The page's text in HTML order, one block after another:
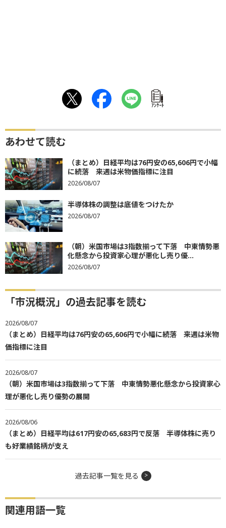
ｱﾝｹｰﾄ
あわせて読む
（まとめ）日経平均は76円安の65,606円で小幅
に続落 来週は米物価指標に注目
2026/08/07
半導体株の調整は底値をつけたか
2026/08/07
（朝）米国市場は3指数揃って下落 中東情勢悪
化懸念から投資家心理が悪化し売り優...
2026/08/07
「市況概況」の過去記事を読む
2026/08/07
（まとめ）日経平均は76円安の65,606円で小幅に続落 来週は米物
価指標に注目
2026/08/07
（朝）米国市場は3指数揃って下落 中東情勢悪化懸念から投資家心
理が悪化し売り優勢の展開
2026/08/06
（まとめ）日経平均は617円安の65,683円で反落 半導体株に売り
も好業績銘柄が支え
過去記事一覧を見る
関連用語一覧